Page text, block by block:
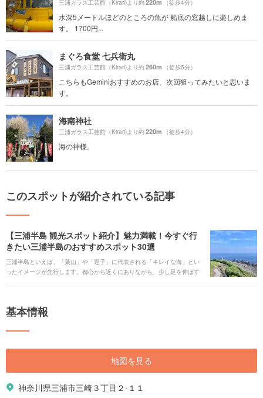
三浦ガラス工芸館（Kirari)より約220m （徒歩4分）
水深5メートルほどのところの魚が 船底の窓越しに楽しめま
す。 1700円...
まぐろ食堂 七兵衛丸
三浦ガラス工芸館（Kirari)より約260m （徒歩5分）
こちらもGeminiおすすめのお店、次回狙ってみたいと思いま
す。
海南神社
三浦ガラス工芸館（Kirari)より約220m （徒歩4分）
海の神様。
このスポットが紹介されている記事
【三浦半島 観光スポット紹介】魅力満載！今すぐ行
きたい三浦半島のおすすめスポット30選
三浦半島といえば、「葉山」や「逗子」に代表される「キレイな海」とい
ったイメージが先行します。都心から近くにありながら、少し足を伸ばす
ります。三崎のマグロはもちろん、プリンなどのスイーツも要チェック。
基本情報
地図を見る
神奈川県三浦市三崎３丁目２-１１